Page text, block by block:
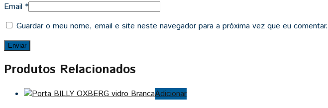
Email *
Guardar o meu nome, email e site neste navegador para a próxima vez que eu comentar.
Produtos Relacionados
Adicionar